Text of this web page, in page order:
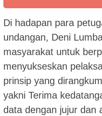
Di hadapan para
undangan, Deni
masyarakat untuk
menyukseskan
prinsip yang
yakni Terima
data dengan jujur dan